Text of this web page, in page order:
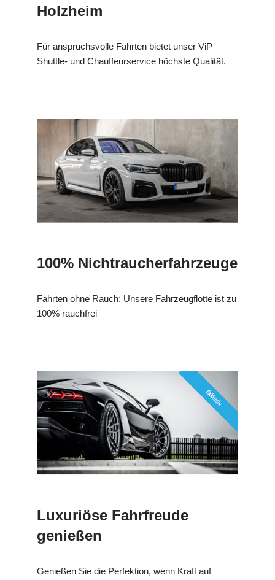
Holzheim
Für anspruchsvolle Fahrten bietet unser ViP
Shuttle- und Chauffeurservice höchste Qualität.
100% Nichtraucherfahrzeuge
Fahrten ohne Rauch: Unsere Fahrzeugflotte ist zu
100% rauchfrei
Luxuriöse Fahrfreude
genießen
Genießen Sie die Perfektion, wenn Kraft auf